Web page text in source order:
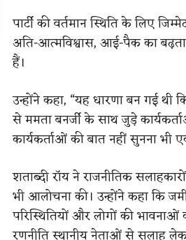
पार्टी की वर्तमान स्थिति के लिए
अति-आत्मविश्वास, आई-पैक का बढ़ता
हैं।
उन्होंने कहा, “यह धारणा बन गई
से ममता बनर्जी के साथ जुड़े
कार्यकर्ताओं की बात नहीं सुनना भी
शताब्दी रॉय ने राजनीतिक
भी आलोचना की। उन्होंने कहा कि
परिस्थितियों और लोगों की